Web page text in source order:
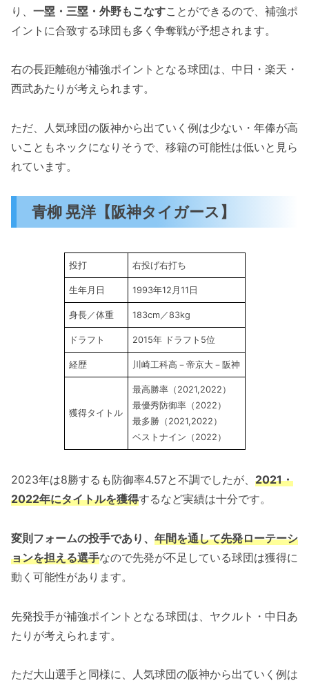
り、 一塁・三塁・外野もこなすことができるので、補強ポ
イントに合致する球団も多く争奪戦が予想されます。
右の長距離砲が補強ポイントとなる球団は、中日・楽天・
西武あたりが考えられます。
ただ、人気球団の阪神から出ていく例は少ない・年俸が高
いこともネックになりそうで、移籍の可能性は低いと見ら
れています。
青柳 晃洋【阪神タイガース】
投打 右投げ右打ち
生年月日 1993年12月11日
身長／体重 183cm／83kg
ドラフト 2015年 ドラフト5位
経歴 川崎工科高－帝京大－阪神
獲得タイトル
最高勝率（2021,2022）
最優秀防御率（2022）
最多勝（2021,2022）
ベストナイン（2022）
2023年は8勝するも防御率4.57と不調でしたが、 2021・
2022年にタイトルを獲得するなど実績は十分です。
変則フォームの投手であり、 年間を通して先発ローテーシ
ョンを担える選手なので先発が不足している球団は獲得に
動く可能性があります。
先発投手が補強ポイントとなる球団は、ヤクルト・中日あ
たりが考えられます。
ただ大山選手と同様に、人気球団の阪神から出ていく例は